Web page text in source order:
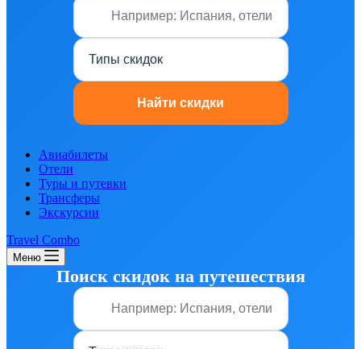
Авиабилеты
Отели
Туры и путевки
Трансферы
Экскурсии
Travel Combo
Меню
Поиск скидок на путешествия